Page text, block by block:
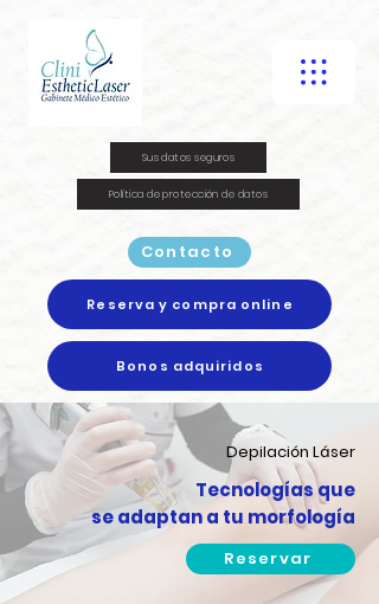
Contacto
Sus datos seguros
Política de protección de datos
Reserva y compra online
Bonos adquiridos
Depilación Láser
Tecnologías que
se adaptan a tu morfología
Reservar